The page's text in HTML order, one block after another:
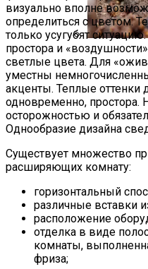
визуально вполне
определиться с цветом.
только усугубят
простора и
светлые цвета. Для
уместны
акценты. Теплые оттенки
одновременно, простора.
осторожностью и
Однообразие дизайна
Существует множество
расширяющих комнату:
горизонтальный
различные вставки
расположение
отделка в виде
комнаты,
фриза;